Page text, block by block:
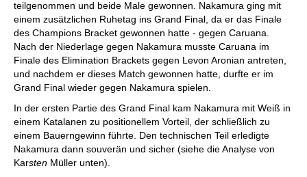
teilgenommen und beide Male gewonnen. Nakamura ging mit
einem zusätzlichen Ruhetag ins Grand Final, da er das Finale
des Champions Bracket gewonnen hatte - gegen Caruana.
Nach der Niederlage gegen Nakamura musste Caruana im
Finale des Elimination Brackets gegen Levon Aronian antreten,
und nachdem er dieses Match gewonnen hatte, durfte er im
Grand Final wieder gegen Nakamura spielen.
In der ersten Partie des Grand Final kam Nakamura mit Weiß in
einem Katalanen zu positionellem Vorteil, der schließlich zu
einem Bauerngewinn führte. Den technischen Teil erledigte
Nakamura dann souverän und sicher (siehe die Analyse von
Karsten Müller unten).